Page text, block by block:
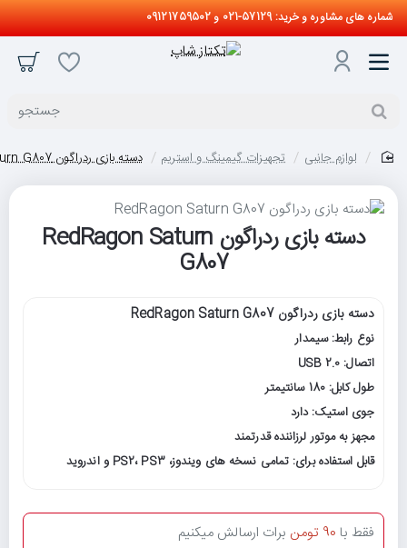
شماره های مشاوره و خرید: 57129-021 و 09121759502
جستجو
لوازم جانبی تجهیزات گیمینگ و استریم دسته بازی ردراگون RedRagon Saturn G807
دسته بازی ردراگون RedRagon Saturn
G807
دسته بازی ردراگون RedRagon Saturn G807
نوع رابط: سیمدار
اتصال: USB 2.0
طول کابل: 180 سانتیمتر
جوی استیک: دارد
مجهز به موتور لرزاننده قدرتمند
قابل استفاده برای: تمامی نسخه های ویندوز، PS2، PS3 و اندروید
فقط با 90 تومن برات ارسالش میکنیم